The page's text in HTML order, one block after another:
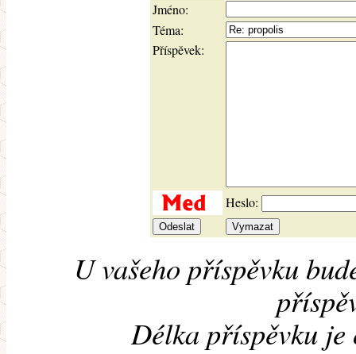
Jméno:
Téma:
Příspěvek:
Heslo:
U vašeho příspěvku
Délka příspěvku je